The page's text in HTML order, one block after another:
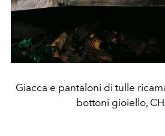
Giacca e pantaloni di tulle
bottoni gioiello,